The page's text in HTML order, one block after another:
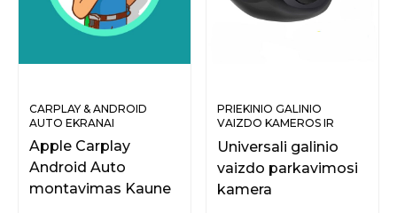
CARPLAY & ANDROID
AUTO EKRANAI
Apple Carplay
Android Auto
montavimas Kaune
PRIEKINIO GALINIO
VAIZDO KAMEROS IR
Universali galinio
vaizdo parkavimosi
kamera